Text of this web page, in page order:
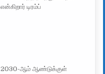
என்கிறார் டிரம்ப்
2030-ஆம் ஆண்டுக்குள்